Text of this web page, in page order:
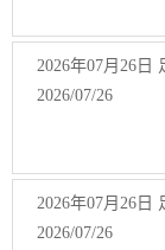
2026年07月26日
2026/07/26
2026年07月26日
2026/07/26